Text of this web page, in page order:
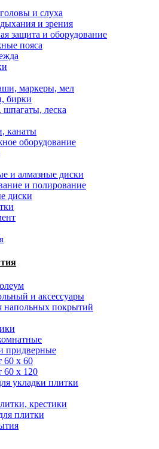
и слуха
и зрения
защита и оборудование
пояса
маркеры, мел
бирки
леска
канаты
оборудование
и алмазные диски
и полирование
диски
и аксессуары
напольных покрытий
придверные
60 х 60
60 х 120
укладки плитки
крестики
плитки